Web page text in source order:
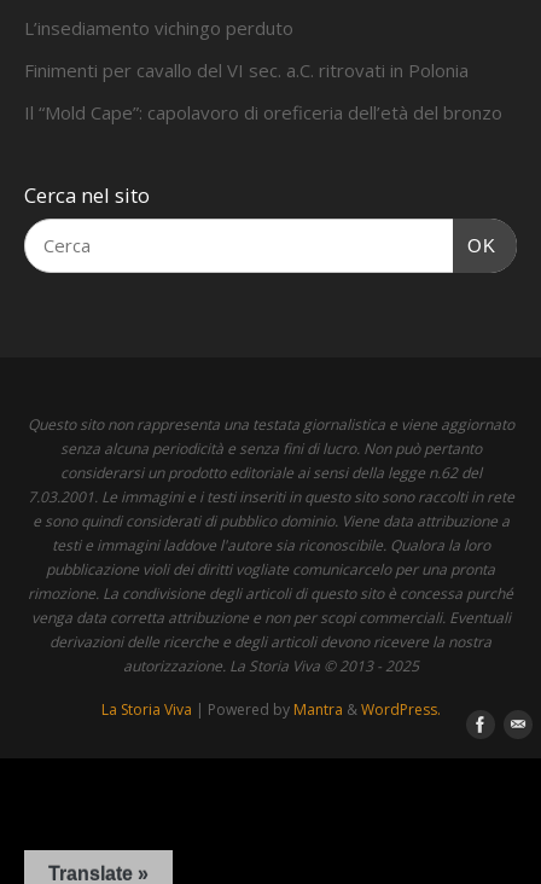
L’insediamento vichingo perduto
Finimenti per cavallo del VI sec. a.C. ritrovati in Polonia
Il “Mold Cape”: capolavoro di oreficeria dell’età del bronzo
Cerca nel sito
OK
Questo sito non rappresenta una testata giornalistica e viene aggiornato
senza alcuna periodicità e senza fini di lucro. Non può pertanto
considerarsi un prodotto editoriale ai sensi della legge n.62 del
7.03.2001. Le immagini e i testi inseriti in questo sito sono raccolti in rete
e sono quindi considerati di pubblico dominio. Viene data attribuzione a
testi e immagini laddove l'autore sia riconoscibile. Qualora la loro
pubblicazione violi dei diritti vogliate comunicarcelo per una pronta
rimozione. La condivisione degli articoli di questo sito è concessa purché
venga data corretta attribuzione e non per scopi commerciali. Eventuali
derivazioni delle ricerche e degli articoli devono ricevere la nostra
autorizzazione. La Storia Viva © 2013 - 2025
La Storia Viva | Powered by Mantra &WordPress.
Translate »